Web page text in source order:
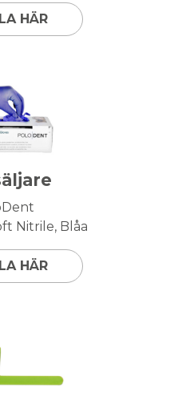
HÄR
Nitrile, Blåa
HÄR